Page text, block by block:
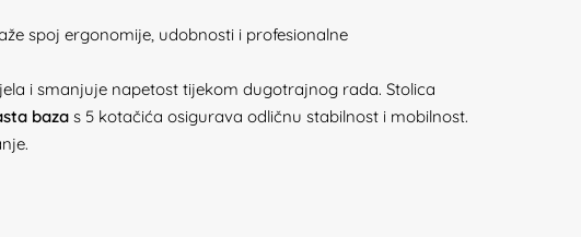
spoj ergonomije, udobnosti i profesionalne
i smanjuje napetost tijekom dugotrajnog rada. Stolica
baza s 5 kotačića osigurava odličnu stabilnost i mobilnost.